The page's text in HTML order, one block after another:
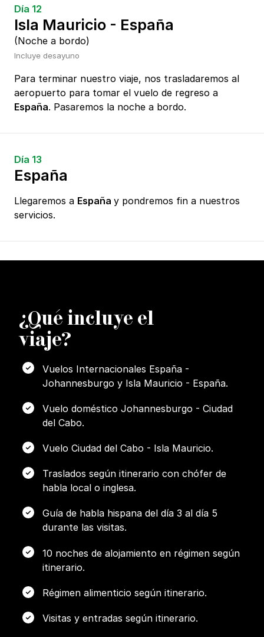
Día 12
Isla Mauricio - España
(Noche a bordo)
Incluye desayuno
Para terminar nuestro viaje, nos trasladaremos al
aeropuerto para tomar el vuelo de regreso a
España. Pasaremos la noche a bordo.
Día 13
España
Llegaremos a España y pondremos fin a nuestros
servicios.
¿Qué incluye el
viaje?
Vuelos Internacionales España -
Johannesburgo y Isla Mauricio - España.
Vuelo doméstico Johannesburgo - Ciudad
del Cabo.
Vuelo Ciudad del Cabo - Isla Mauricio.
Traslados según itinerario con chófer de
habla local o inglesa.
Guía de habla hispana del día 3 al día 5
durante las visitas.
10 noches de alojamiento en régimen según
itinerario.
Régimen alimenticio según itinerario.
Visitas y entradas según itinerario.